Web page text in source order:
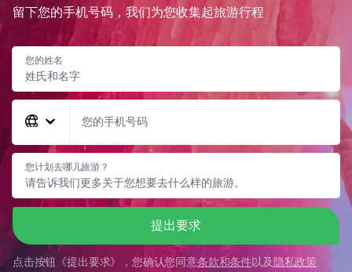
留下您的手机号码，我们为您收集起旅游行程
您的姓名
您的手机号码
您计划去哪儿旅游？
提出要求
点击按钮《提出要求》，您确认您同意条款和条件以及 隐私政策